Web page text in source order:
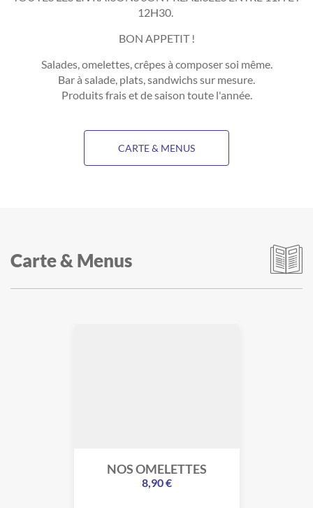
12H30.
BON APPETIT !
Salades, omelettes, crêpes à composer soi même.
Bar à salade, plats, sandwichs sur mesure.
Produits frais et de saison toute l'année.
CARTE & MENUS
Carte & Menus
NOS OMELETTES
8,90 €